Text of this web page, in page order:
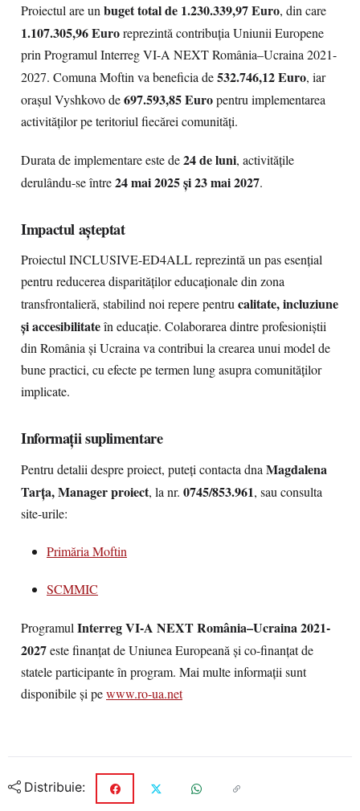
Proiectul are unbuget total de 1.230.339,97 Euro, din care
1.107.305,96 Euroreprezintă contribuția Uniunii Europene
prin Programul Interreg VI-A NEXT România–Ucraina 2021-
2027. Comuna Moftin va beneficia de532.746,12 Euro, iar
orașul Vyshkovo de697.593,85 Europentru implementarea
activităților pe teritoriul fiecărei comunități.
Durata de implementare este de24 de luni, activitățile
derulându-se între24 mai 2025 și 23 mai 2027.
Impactul așteptat
Proiectul INCLUSIVE-ED4ALL reprezintă un pas esențial
pentru reducerea disparităților educaționale din zona
transfrontalieră, stabilind noi repere pentrucalitate, incluziune
și accesibilitateîn educație. Colaborarea dintre profesioniștii
din România și Ucraina va contribui la crearea unui model de
bune practici, cu efecte pe termen lung asupra comunităților
implicate.
Informații suplimentare
Pentru detalii despre proiect, puteți contacta dnaMagdalena
Tarța, Manager proiect, la nr. 0745/853.961, sau consulta
site-urile:
Primăria Moftin
SCMMIC
ProgramulInterreg VI-A NEXT România–Ucraina 2021-
2027este finanțat de Uniunea Europeană și co-finanțat de
statele participante în program. Mai multe informații sunt
disponibile și pewww.ro-ua.net
Distribuie: